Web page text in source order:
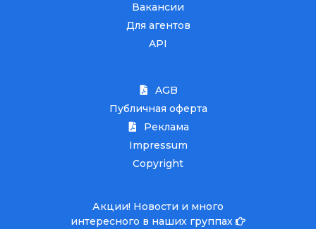
Вакансии
Для агентов
API
AGB
Публичная оферта
Реклама
Impressum
Copyright
Акции! Новости и много
интересного в наших группах